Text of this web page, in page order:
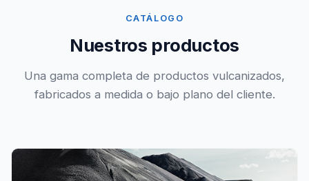
CATÁLOGO
Nuestros productos
Una gama completa de productos vulcanizados,
fabricados a medida o bajo plano del cliente.